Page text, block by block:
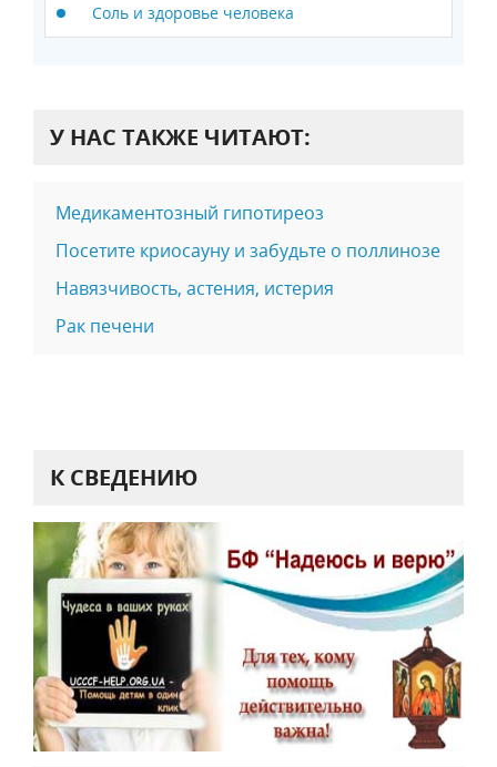
Соль и здоровье человека
У НАС ТАКЖЕ ЧИТАЮТ:
Медикаментозный гипотиреоз
Посетите криосауну и забудьте о поллинозе
Навязчивость, астения, истерия
Рак печени
К СВЕДЕНИЮ